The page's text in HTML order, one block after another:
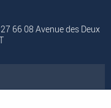
66 08 Avenue des Deux